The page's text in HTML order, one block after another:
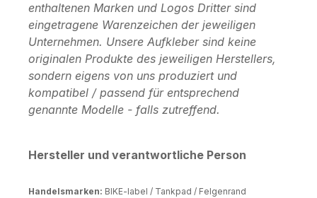
enthaltenen Marken und Logos Dritter sind
eingetragene Warenzeichen der jeweiligen
Unternehmen. Unsere Aufkleber sind keine
originalen Produkte des jeweiligen Herstellers,
sondern eigens von uns produziert und
kompatibel / passend für entsprechend
genannte Modelle - falls zutreffend.
Hersteller und verantwortliche Person
Handelsmarken: BIKE-label / Tankpad / Felgenrand